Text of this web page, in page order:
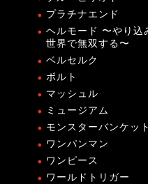
プラチナエンド
ヘルモード 〜やり込
世界で無双する〜
ベルセルク
ボルト
マッシュル
ミュージアム
モンスターバンケット
ワンパンマン
ワンピース
ワールドトリガー